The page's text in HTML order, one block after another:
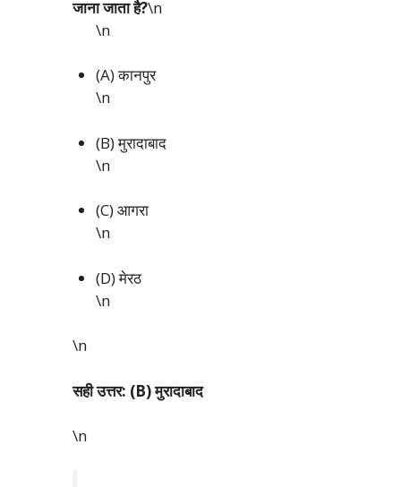
जाना जाता है?\n
\n
(A) कानपुर
\n
(B) मुरादाबाद
\n
(C) आगरा
\n
(D) मेरठ
\n
\n
सही उत्तर: (B) मुरादाबाद
\n